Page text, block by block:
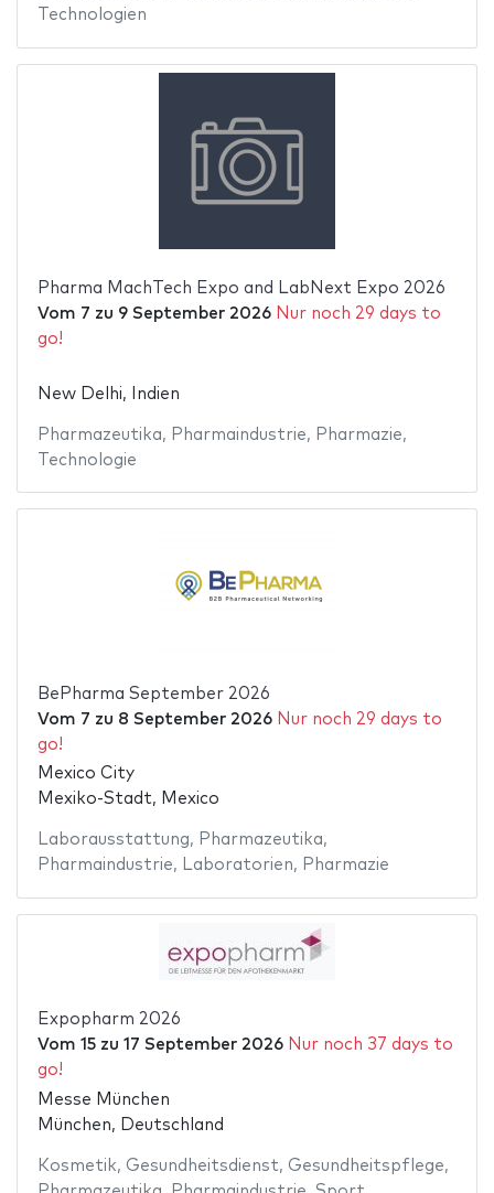
Technologien
Pharma MachTech Expo and LabNext Expo 2026
Vom 7 zu 9 September 2026 Nur noch 29 days to
go!
New Delhi, Indien
Pharmazeutika, Pharmaindustrie, Pharmazie,
Technologie
BePharma September 2026
Vom 7 zu 8 September 2026 Nur noch 29 days to
go!
Mexico City
Mexiko-Stadt, Mexico
Laborausstattung, Pharmazeutika,
Pharmaindustrie, Laboratorien, Pharmazie
Expopharm 2026
Vom 15zu 17 September 2026 Nur noch 37 days to
go!
Messe München
München, Deutschland
Kosmetik, Gesundheitsdienst, Gesundheitspflege,